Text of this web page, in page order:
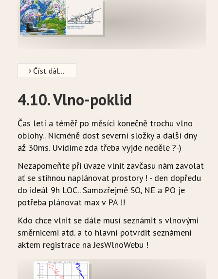
Číst dál...
4.10. Vlno-poklid
Čas letí a téměř po měsíci konečně trochu vlno
oblohy.. Nicméně dost severní složky a další dny
až 30ms. Uvidíme zda třeba vyjde neděle ?-)
Nezapomeňte při úvaze vlnit zavčasu nám zavolat
ať se stihnou naplánovat prostory ! - den dopředu
do ideál 9h LOC.. Samozřejmě SO, NE a PO je
potřeba plánovat max v PA !!
Kdo chce vlnit se dále musí seznámit s vlnovými
směrnicemi atd. a to hlavní potvrdit seznámení
aktem registrace na JesWlnoWebu !